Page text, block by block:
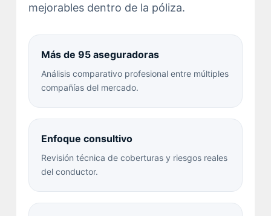
mejorables dentro de la póliza.
Más de 95 aseguradoras
Análisis comparativo profesional entre múltiples
compañías del mercado.
Enfoque consultivo
Revisión técnica de coberturas y riesgos reales
del conductor.